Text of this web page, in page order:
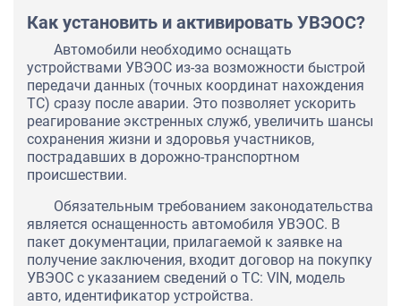
Как установить и активировать УВЭОС?
Автомобили необходимо оснащать
устройствами УВЭОС из-за возможности быстрой
передачи данных (точных координат нахождения
ТС) сразу после аварии. Это позволяет ускорить
реагирование экстренных служб, увеличить шансы
сохранения жизни и здоровья участников,
пострадавших в дорожно-транспортном
происшествии.
Обязательным требованием законодательства
является оснащенность автомобиля УВЭОС. В
пакет документации, прилагаемой к заявке на
получение заключения, входит договор на покупку
УВЭОС с указанием сведений о ТС: VIN, модель
авто, идентификатор устройства.